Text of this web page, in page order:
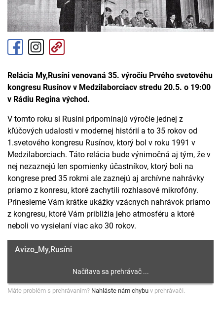
Relácia My,Rusíni venovaná 35. výročiu Prvého svetovéhu
kongresu Rusínov v Medzilaborciacv stredu 20.5. o 19:00
v Rádiu Regina východ.
V tomto roku si Rusíni pripomínajú výročie jednej z
kľúčových udalosti v modernej histórií a to 35 rokov od
1.svetového kongresu Rusínov, ktorý bol v roku 1991 v
Medzilaborciach. Táto relácia bude výnimočná aj tým, že v
nej nezaznejú len spomienky účastníkov, ktorý boli na
kongrese pred 35 rokmi ale zaznejú aj archívne nahrávky
priamo z konresu, ktoré zachytili rozhlasové mikrofóny.
Prinesieme Vám krátke ukážky vzácnych nahrávok priamo
z kongresu, ktoré Vám približia jeho atmosféru a ktoré
neboli vo vysielaní viac ako 30 rokov.
Avizo_My,Rusíni
Máte problém s prehrávaním? Nahláste nám chybu v prehrávači.